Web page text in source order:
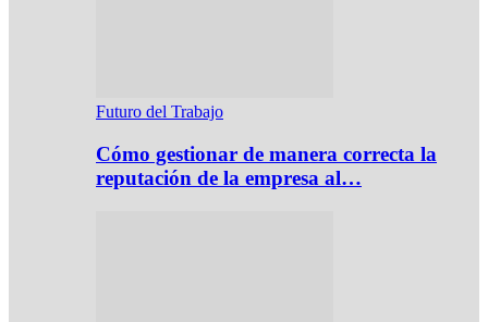
Futuro del Trabajo
Cómo gestionar de manera correcta la
reputación de la empresa al…